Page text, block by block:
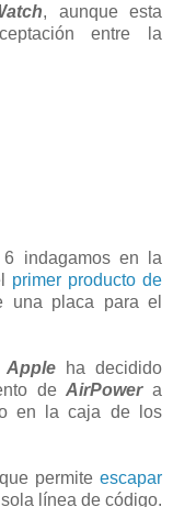
, aunque esta
entre la
indagamos en la
primer producto de
placa para el
Appleha decidido
deAirPowera
en la caja de los
permite escapar
línea de código.